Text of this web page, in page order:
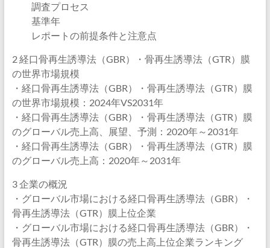
調査プロセス
基準年
レポートの前提条件と注意点
2 経口骨再生誘導法（GBR）・骨再生誘導法（GTR）膜
の世界市場規模
・経口骨再生誘導法（GBR）・骨再生誘導法（GTR）膜
の世界市場規模：2024年VS2031年
・経口骨再生誘導法（GBR）・骨再生誘導法（GTR）膜
のグローバル売上高、展望、予測：2020年～2031年
・経口骨再生誘導法（GBR）・骨再生誘導法（GTR）膜
のグローバル売上高：2020年～2031年
3 企業の概況
・グローバル市場における経口骨再生誘導法（GBR）・
骨再生誘導法（GTR）膜上位企業
・グローバル市場における経口骨再生誘導法（GBR）・
骨再生誘導法（GTR）膜の売上高上位企業ランキング